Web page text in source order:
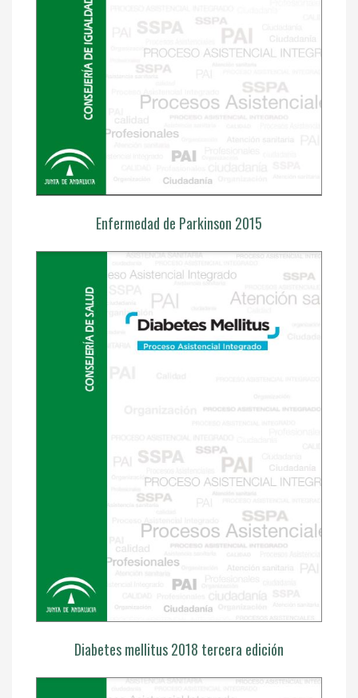
Enfermedad de Parkinson 2015
Diabetes mellitus 2018 tercera edición